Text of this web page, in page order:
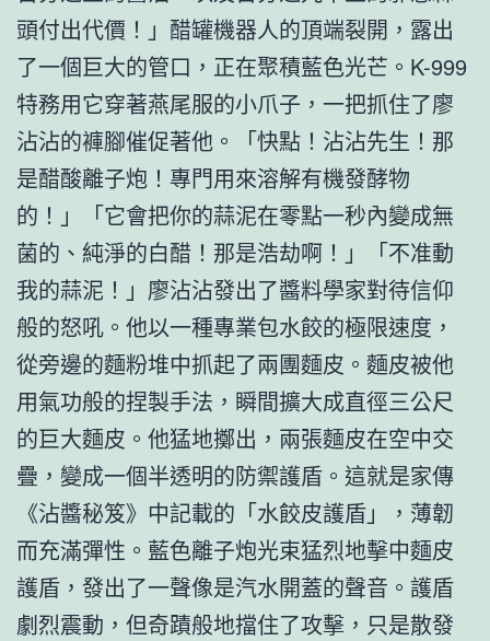
頭付出代價！」醋罐機器人的頂端裂開，露出
了一個巨大的管口，正在聚積藍色光芒。K-999
特務用它穿著燕尾服的小爪子，一把抓住了廖
沾沾的褲腳催促著他。「快點！沾沾先生！那
是醋酸離子炮！專門用來溶解有機發酵物
的！」「它會把你的蒜泥在零點一秒內變成無
菌的、純淨的白醋！那是浩劫啊！」「不准動
我的蒜泥！」廖沾沾發出了醬料學家對待信仰
般的怒吼。他以一種專業包水餃的極限速度，
從旁邊的麵粉堆中抓起了兩團麵皮。麵皮被他
用氣功般的捏製手法，瞬間擴大成直徑三公尺
的巨大麵皮。他猛地擲出，兩張麵皮在空中交
疊，變成一個半透明的防禦護盾。這就是家傳
《沾醬秘笈》中記載的「水餃皮護盾」，薄韌
而充滿彈性。藍色離子炮光束猛烈地擊中麵皮
護盾，發出了一聲像是汽水開蓋的聲音。護盾
劇烈震動，但奇蹟般地擋住了攻擊，只是散發